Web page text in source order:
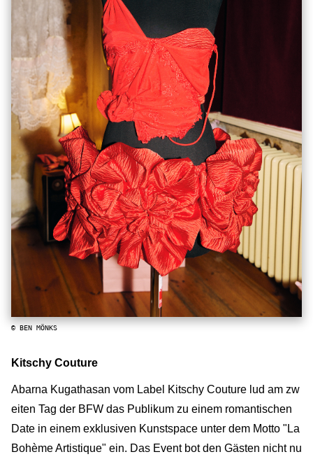
© BEN MÖNKS
Kitschy Couture
Abarna Kugathasan vom Label Kitschy Couture lud am zw
eiten Tag der BFW das Publikum zu einem romantischen
Date in einem exklusiven Kunstspace unter dem Motto "La
Bohème Artistique" ein. Das Event bot den Gästen nicht nu